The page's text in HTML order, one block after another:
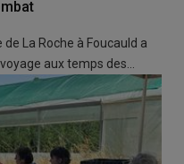
La Roche à Foucauld a
aux temps des…